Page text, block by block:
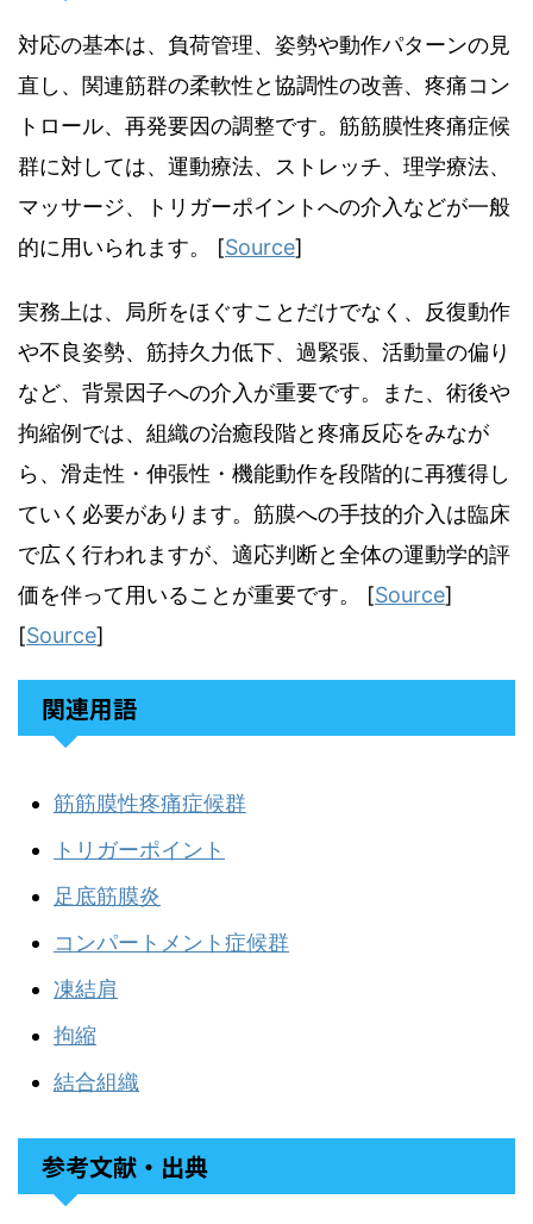
対応の基本は、負荷管理、姿勢や動作パターンの見
直し、関連筋群の柔軟性と協調性の改善、疼痛コン
トロール、再発要因の調整です。筋筋膜性疼痛症候
群に対しては、運動療法、ストレッチ、理学療法、
マッサージ、トリガーポイントへの介入などが一般
的に用いられます。 [Source]
実務上は、局所をほぐすことだけでなく、反復動作
や不良姿勢、筋持久力低下、過緊張、活動量の偏り
など、背景因子への介入が重要です。また、術後や
拘縮例では、組織の治癒段階と疼痛反応をみなが
ら、滑走性・伸張性・機能動作を段階的に再獲得し
ていく必要があります。筋膜への手技的介入は臨床
で広く行われますが、適応判断と全体の運動学的評
価を伴って用いることが重要です。 [Source]
[Source]
関連用語
筋筋膜性疼痛症候群
トリガーポイント
足底筋膜炎
コンパートメント症候群
凍結肩
拘縮
結合組織
参考文献・出典